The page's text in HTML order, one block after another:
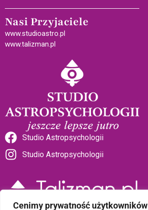
Cenimy prywatność użytkowników
Nasi Przyjaciele
www.studioastro.pl
www.talizman.pl
Studio Astropsychologii
Studio Astropsychologii